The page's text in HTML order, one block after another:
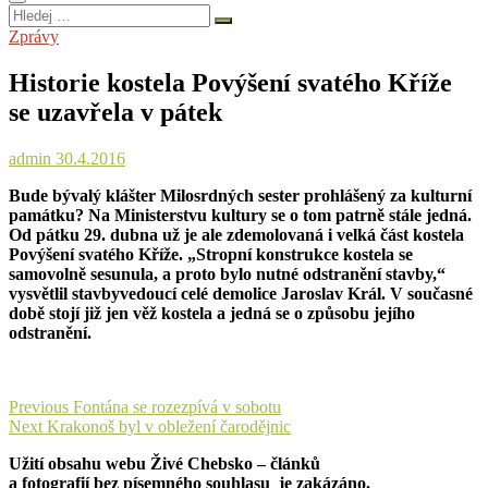
Hledej
…
Zprávy
Historie kostela Povýšení svatého Kříže
se uzavřela v pátek
admin 30.4.2016
Bude bývalý klášter Milosrdných sester prohlášený za kulturní
památku? Na Ministerstvu kultury se o tom patrně stále jedná.
Od pátku 29. dubna už je ale zdemolovaná i velká část kostela
Povýšení svatého Kříže. „Stropní konstrukce kostela se
samovolně sesunula, a proto bylo nutné odstranění stavby,“
vysvětlil stavbyvedoucí celé demolice Jaroslav Král. V současné
době stojí již jen věž kostela a jedná se o způsobu jejího
odstranění.
Navigace
pro
příspěvek
Previous Previous
post:
Fontána se rozezpívá v sobotu
Next Next
Krakonoš byl v obležení čarodějnic
Užití obsahu webu Živé Chebsko – článků
a fotografií bez písemného souhlasu je zakázáno.